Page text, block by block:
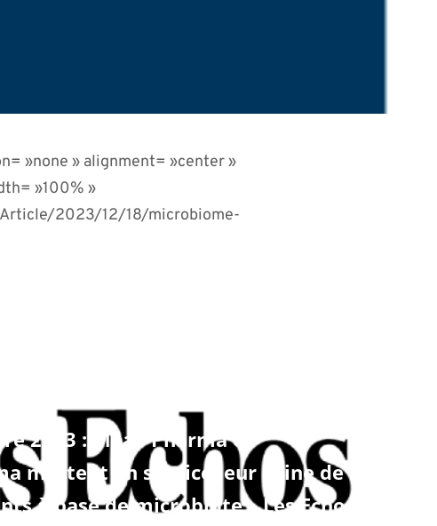
»none » alignment= »center »
»100% »
2023/12/18/microbiome-
2023 : MaaT Pharma et
mettent en service leur usine de
à base de microbiote – Les Echos